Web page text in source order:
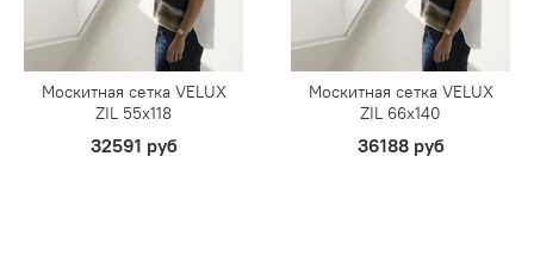
Москитная сетка VELUX
ZIL 55х118
32591 руб
Москитная сетка VELUX
ZIL 66х140
36188 руб